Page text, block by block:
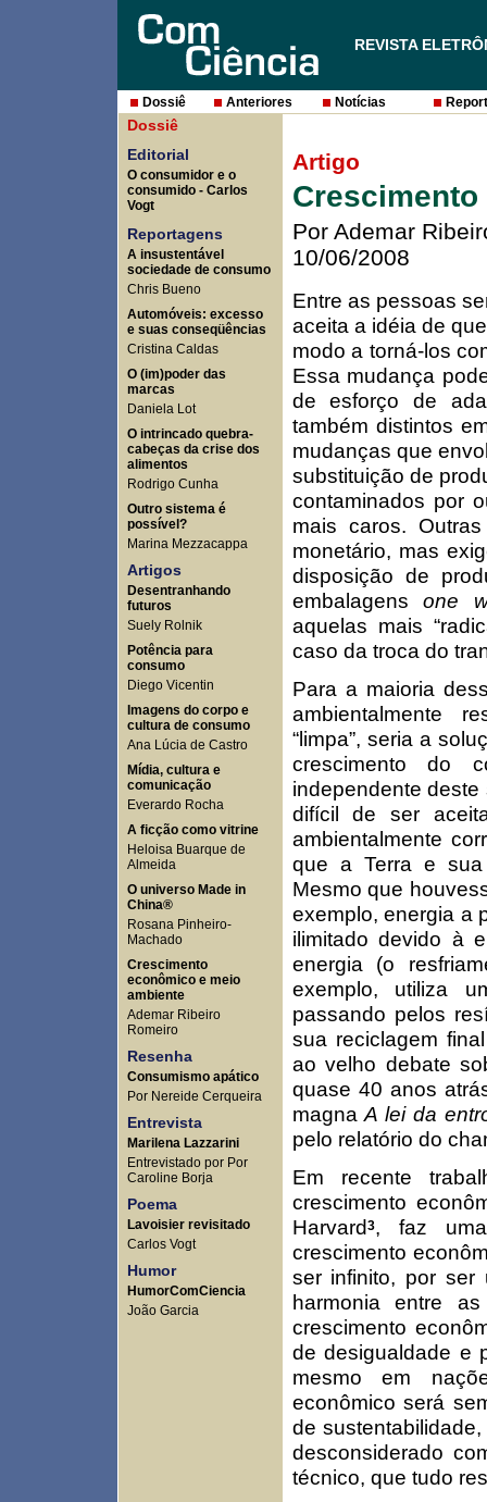
REVISTA
Dossiê Anteriores Notícias
Dossiê
Editorial
O consumidor e o
consumido - Carlos
Vogt
Reportagens
A insustentável
sociedade de consumo
Chris Bueno
Automóveis: excesso
e suas conseqüências
Cristina Caldas
O (im)poder das
marcas
Daniela Lot
O intrincado quebra-
cabeças da crise dos
alimentos
Rodrigo Cunha
Outro sistema é
possível?
Marina Mezzacappa
Artigos
Desentranhando
futuros
Suely Rolnik
Potência para
consumo
Diego Vicentin
Imagens do corpo e
cultura de consumo
Ana Lúcia de Castro
Mídia, cultura e
comunicação
Everardo Rocha
A ficção como vitrine
Heloisa Buarque de
Almeida
O universo Made in
China®
Rosana Pinheiro-
Machado
Crescimento
econômico e meio
ambiente
Ademar Ribeiro
Romeiro
Resenha
Consumismo apático
Por Nereide Cerqueira
Entrevista
Marilena Lazzarini
Entrevistado por Por
Caroline Borja
Poema
Lavoisier revisitado
Carlos Vogt
Humor
HumorComCiencia
João Garcia
Artigo
Por Ademar
10/06/2008
Entre as pessoas
aceita a idéia de
modo a torná-los
Essa mudança
de esforço de
também distintos
mudanças que
substituição de
contaminados por
mais caros.
monetário, mas
disposição de
embalagensone
aquelas mais
caso da troca do
Para a maioria
ambientalmente
“limpa”, seria a
crescimento do
independente
difícil de ser
ambientalmente
que a Terra e sua
Mesmo que
exemplo, energia a
ilimitado devido à
energia (o
exemplo, utiliza
passando pelos
sua reciclagem
ao velho debate
quase 40 anos
magnaA lei da
pelo relatório do
Em recente
crescimento
Harvard3, faz
crescimento
ser infinito, por ser
harmonia entre
crescimento
de desigualdade e
mesmo em
econômico será
de
desconsiderado
técnico, que tudo